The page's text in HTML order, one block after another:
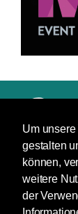
Um
gestalten
können,
weitere
der
Impressum